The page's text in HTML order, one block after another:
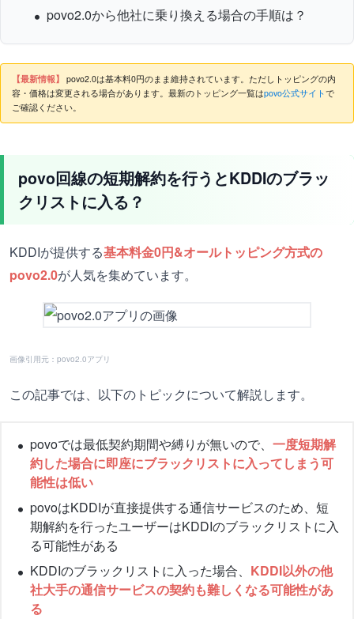
povo2.0から他社に乗り換える場合の手順は？
【最新情報】 povo2.0は基本料0円のまま維持されています。ただしトッピングの内
容・価格は変更される場合があります。最新のトッピング一覧はpovo公式サイトで
ご確認ください。
povo回線の短期解約を行うとKDDIのブラッ
クリストに入る？
KDDIが提供する基本料金0円&オールトッピング方式の
povo2.0が人気を集めています。
画像引用元：povo2.0アプリ
この記事では、以下のトピックについて解説します。
povoでは最低契約期間や縛りが無いので、 一度短期解
約した場合に即座にブラックリストに入ってしまう可
能性は低い
povoはKDDIが直接提供する通信サービスのため、短
期解約を行ったユーザーはKDDIのブラックリストに入
る可能性がある
KDDIのブラックリストに入った場合、 KDDI以外の他
社大手の通信サービスの契約も難しくなる可能性があ
る